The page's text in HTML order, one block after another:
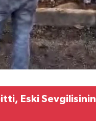
Eski Sevgilisinin